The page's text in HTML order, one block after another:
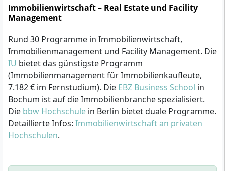
Immobilienwirtschaft – Real Estate und Facility
Management
Rund 30 Programme in Immobilienwirtschaft,
Immobilienmanagement und Facility Management. Die
IU bietet das günstigste Programm
(Immobilienmanagement für Immobilienkaufleute,
7.182 € im Fernstudium). Die EBZ Business School in
Bochum ist auf die Immobilienbranche spezialisiert.
Die bbw Hochschule in Berlin bietet duale Programme.
Detaillierte Infos: Immobilienwirtschaft an privaten
Hochschulen.